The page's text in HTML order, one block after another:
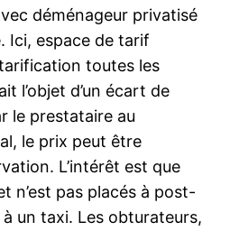
déménageur privatisé
Ici, espace de tarif
toutes les
l’objet d’un écart de
le prestataire au
le prix peut être
L’intérêt est que
n’est pas placés à post-
à un taxi. Les obturateurs,